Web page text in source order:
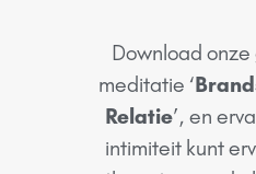
Download
meditatie ‘
Relatie’, en
intimiteit kunt